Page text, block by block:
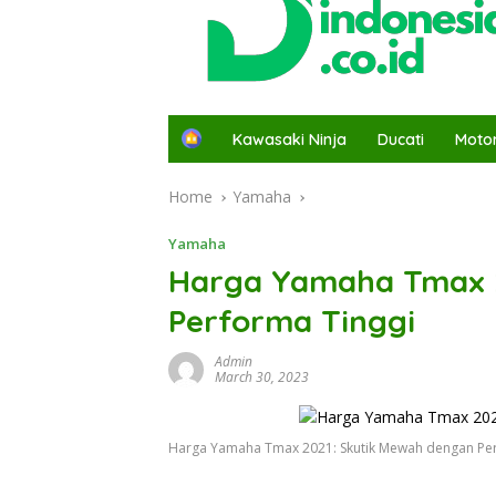
H
e
Kawasaki Ninja Ducati
Home Yamaha
Yamaha
Harga Yamaha
Performa Tinggi
Admin
March 30, 2023
Harga Yamaha Tmax 2021: Skutik Mewah dengan